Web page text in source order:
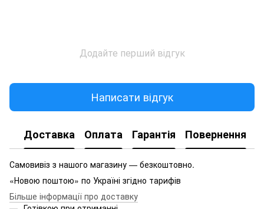
Додайте перший відгук
Написати відгук
Доставка Оплата Гарантія Повернення
Самовивіз з нашого магазину — безкоштовно.
«Новою поштою» по Україні згідно тарифів
Більше інформації про доставку